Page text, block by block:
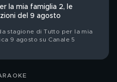
la mia famiglia 2, le
del 9 agosto
stagione di Tutto per la mia
9 agosto su Canale 5